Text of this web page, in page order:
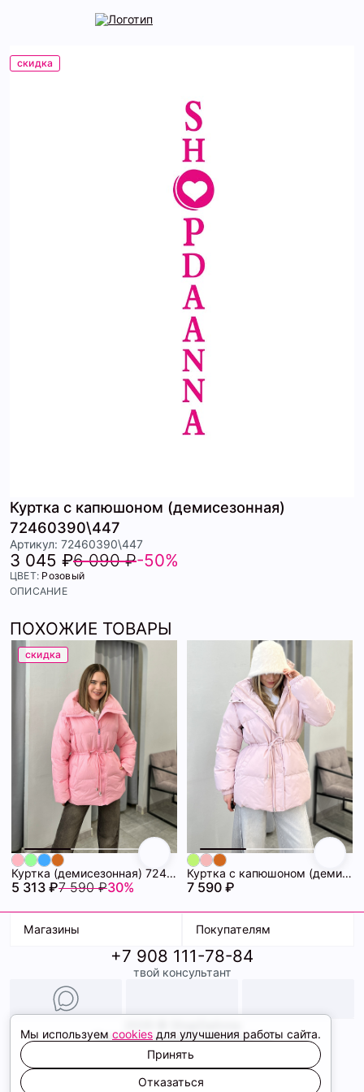
скидка
Куртка с капюшоном (демисезонная)
72460390\447
Артикул: 72460390\447
3 045 ₽6 090 ₽-50%
ЦВЕТ: Розовый
ОПИСАНИЕ
ПОХОЖИЕ ТОВАРЫ
скидка
Куртка (демисезонная) 72462280\445
5 313 ₽7 590 ₽30%
Куртка с капюшоном (демисезонная) 72462282\440
7 590 ₽
Магазины
ТК Терминал
ТРК Континент
Покупателям
Доставка
Условия оплаты
Образы
+7 908 111-78-84
твой консультант
Политика конфиденциальности
Соглашение cookie
Сайт создали
Мы используем cookies для улучшения работы сайта.
Принять
Отказаться